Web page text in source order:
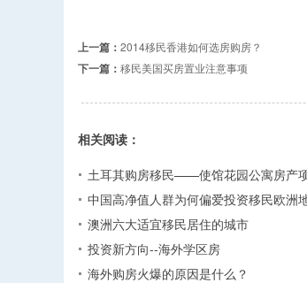
上一篇： 2014移民香港如何选房购房？
下一篇： 移民美国买房置业注意事项
相关阅读：
土耳其购房移民——使馆花园公寓房产
中国高净值人群为何偏爱投资移民欧洲
澳洲六大适宜移民居住的城市
投资新方向--海外学区房
海外购房火爆的原因是什么？